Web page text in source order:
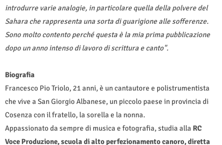
introdurre varie analogie, in particolare quella della polvere del
Sahara che rappresenta una sorta di guarigione alle sofferenze.
Sono molto contento perché questa è la mia prima pubblicazione
dopo un anno intenso di lavoro di scrittura e canto".
Biografia
Francesco Pio Triolo, 21 anni, è un cantautore e polistrumentista
che vive a San Giorgio Albanese, un piccolo paese in provincia di
Cosenza con il fratello, la sorella e la nonna.
Appassionato da sempre di musica e fotografia, studia alla RC
Voce Produzione, scuola di alto perfezionamento canoro, diretta